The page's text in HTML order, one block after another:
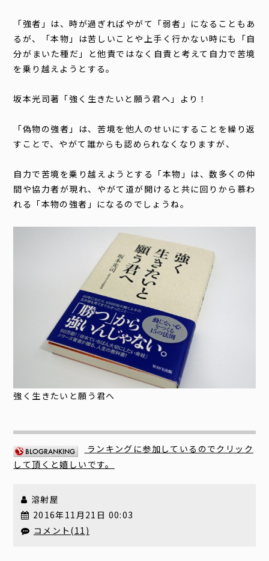
「強者」は、時が過ぎればやがて「弱者」になることもあ
るが、「本物」は苦しいことや上手く行かない時にも「自
分がまいた種だ」と他責ではなく自責と考えて自力で苦境
を乗り越えようとする。
坂本光司著「強く生きたいと願う君へ」より！
「偽物の強者」は、苦境を他人のせいにすることを繰り返
すことで、やがて誰からも認められなくなりますが、
自力で苦境を乗り越えようとする「本物」は、数多くの仲
間や協力者が現れ、やがて道が開けると共に回りから慕わ
れる「本物の強者」になるのでしょうね。
強く生きたいと願う君へ
ランキングに参加しているのでクリック
して頂くと嬉しいです。
溶射屋
2016年11月21日 00:03
コメント(11)